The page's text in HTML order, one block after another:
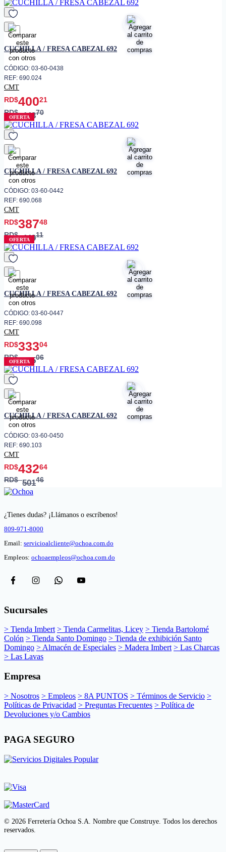
favorito
CUCHILLA / FRESA CABEZAL 692
CÓDIGO: 03-60-0438
REF: 690.024
CMT
RD$40021
RD$44370
OFERTA
favorito
CUCHILLA / FRESA CABEZAL 692
CÓDIGO: 03-60-0442
REF: 690.068
CMT
RD$38748
RD$44911
OFERTA
favorito
CUCHILLA / FRESA CABEZAL 692
CÓDIGO: 03-60-0447
REF: 690.098
CMT
RD$33304
RD$55506
OFERTA
favorito
CUCHILLA / FRESA CABEZAL 692
CÓDIGO: 03-60-0450
REF: 690.103
CMT
RD$43264
RD$50146
¿Tienes dudas? ¡Llámanos o escríbenos!
809-971-8000
Email: servicioalcliente@ochoa.com.do
Empleos: ochoaempleos@ochoa.com.do
Sucursales
> Tienda Imbert > Tienda Carmelitas, Licey > Tienda Bartolomé
Colón > Tienda Santo Domingo > Tienda de exhibición Santo
Domingo > Almacén de Especiales > Madera Imbert > Las Charcas
> Las Lavas
Empresa
> Nosotros > Empleos > 8A PUNTOS > Términos de Servicio >
Políticas de Privacidad > Preguntas Frecuentes > Política de
Devoluciones y/o Cambios
PAGA SEGURO
© 2026 Ferretería Ochoa S.A. Nombre que Construye. Todos los derechos
reservados.